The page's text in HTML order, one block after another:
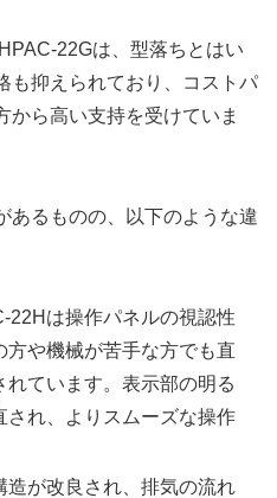
22Gは、型落ちとはい
も抑えられており、コストパ
から高い支持を受けていま
あるものの、以下のような違
22Hは操作パネルの視認性
方や機械が苦手な方でも直
ています。表示部の明る
され、よりスムーズな操作
造が改良され、排気の流れ